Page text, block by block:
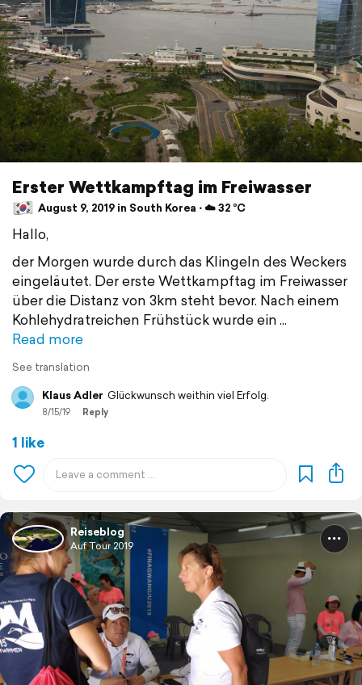
Erster Wettkampftag im Freiwasser
August 9, 2019 in South Korea ⋅ ☁️ 32 °C
Hallo,
der Morgen wurde durch das Klingeln des Weckers
eingeläutet. Der erste Wettkampftag im Freiwasser
über die Distanz von 3km steht bevor. Nach einem
Kohlehydratreichen Frühstück wurde ein
Read more
See translation
Klaus Adler Glückwunsch weithin viel Erfolg.
8/15/19 Reply
1 like
Reiseblog
Auf Tour 2019